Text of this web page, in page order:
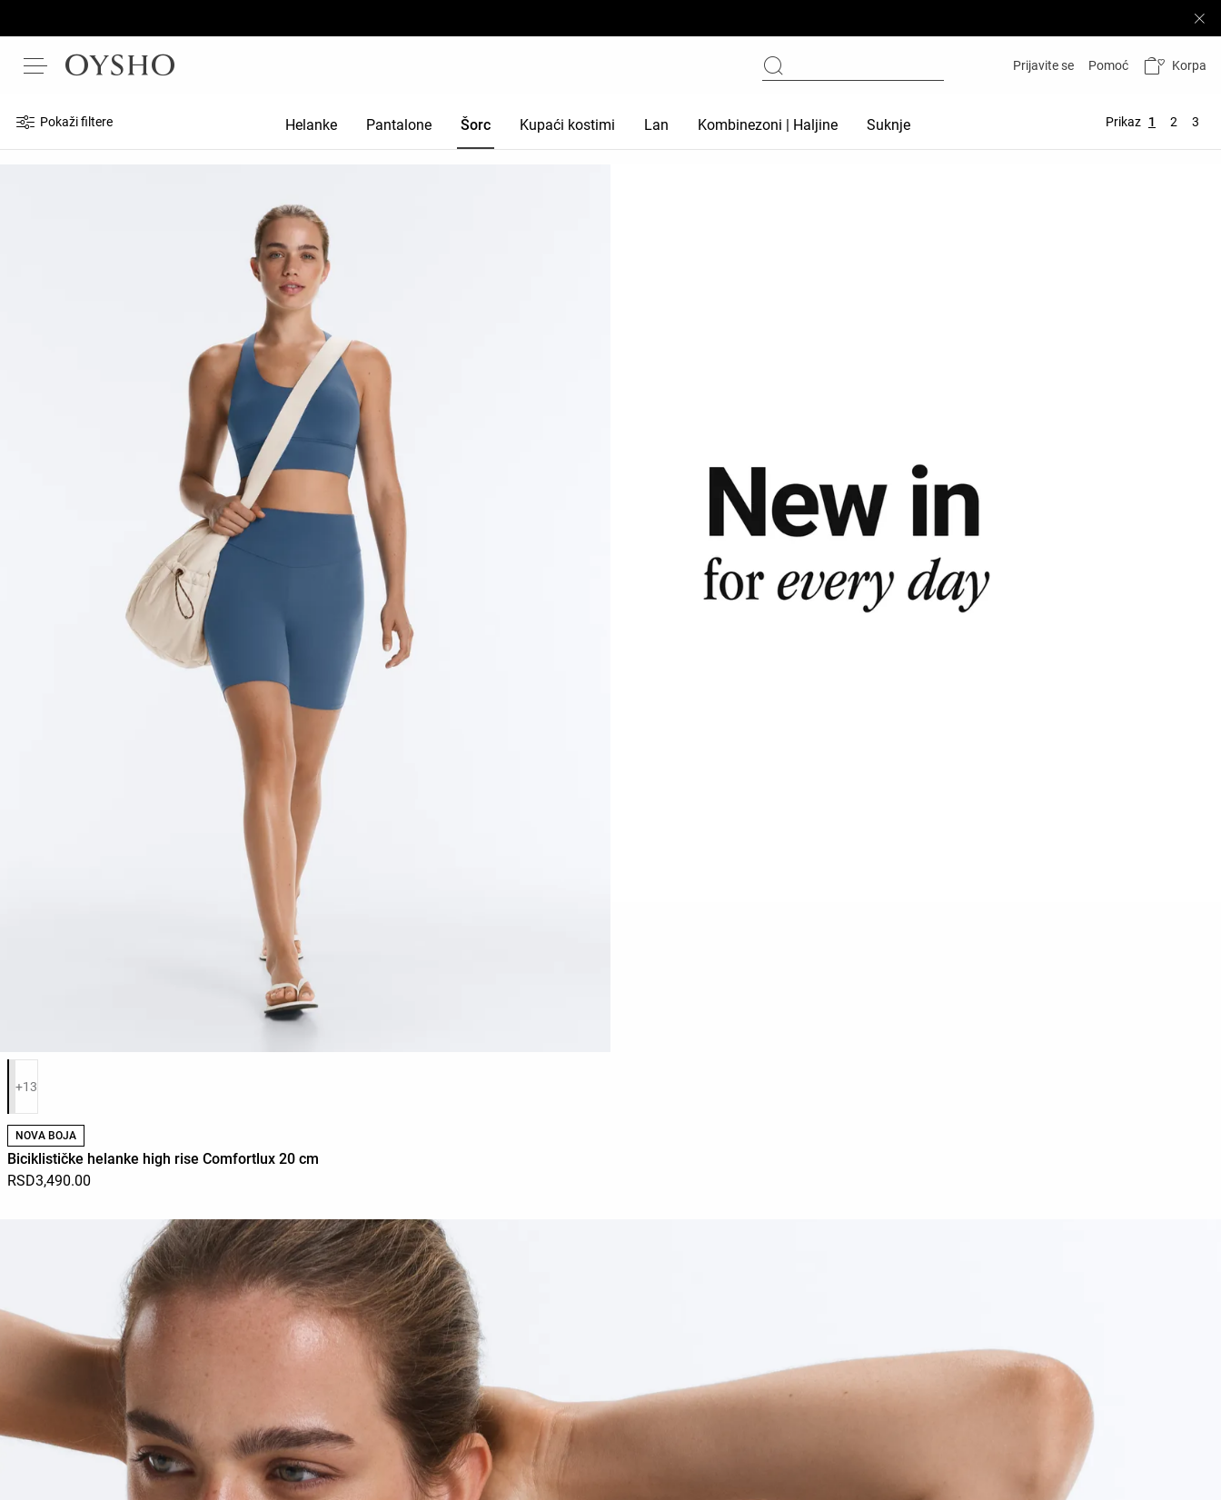
Prijavite se Pomoć Korpa
Pokaži filtere Helanke Pantalone Šorc Kupaći kostimi Lan Kombinezoni | Haljine Suknje Sportski grudnjaci
Prikaz 1 2 3
Списак боја производа
+13
NOVA BOJA
Biciklističke helanke high rise Comfortlux 20 cm
RSD3,490.00